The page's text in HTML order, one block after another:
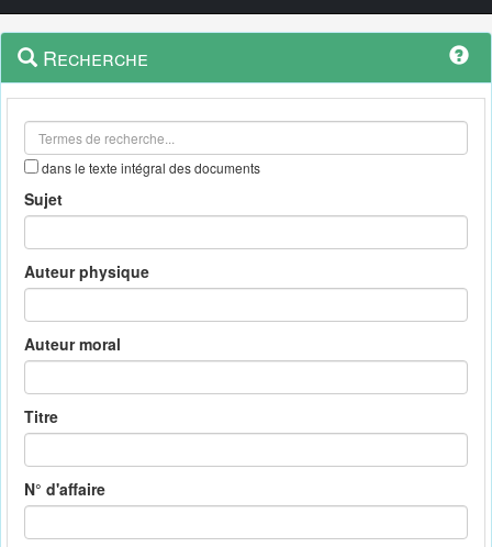
Navigation
outils
Menu
contextuel
Recherche
dans le texte intégral des documents
Sujet
Auteur physique
Auteur moral
Titre
N° d'affaire